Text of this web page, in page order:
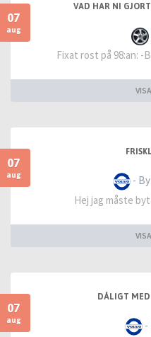
07
aug
VAD HAR NI
Fixat rost på 98:an:
07
aug
- By
Hej jag måste
07
aug
DÅLIGT MED
-